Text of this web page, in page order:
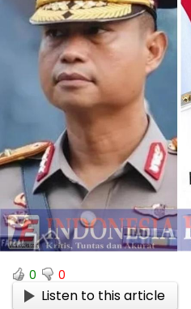
0 0
Listen to this article